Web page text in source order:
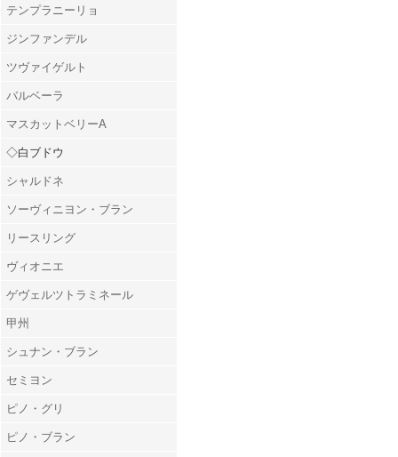
テンプラニーリョ
ジンファンデル
ツヴァイゲルト
バルベーラ
マスカットベリーA
◇白ブドウ
シャルドネ
ソーヴィニヨン・ブラン
リースリング
ヴィオニエ
ゲヴェルツトラミネール
甲州
シュナン・ブラン
セミヨン
ピノ・グリ
ピノ・ブラン